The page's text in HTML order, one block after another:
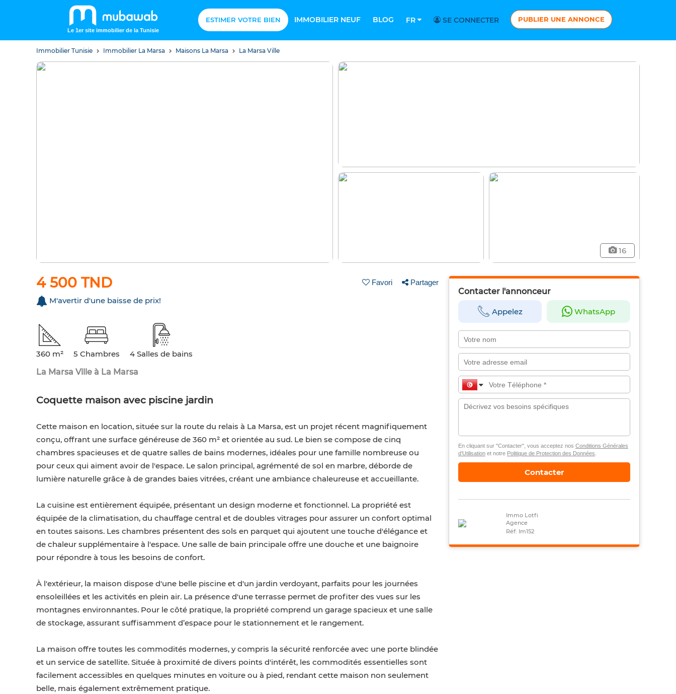
Le 1er site immobilier de la Tunisie
ESTIMER VOTRE BIEN IMMOBILIER NEUF BLOG FR SE CONNECTER PUBLIER UNE ANNONCE
Immobilier Tunisie Immobilier La Marsa Maisons La Marsa La Marsa Ville
16
4 500 TND Favori Partager
M'avertir d'une baisse de prix!
360 m² 5 Chambres
4 Salles de bains
La Marsa Ville à La Marsa
Coquette maison avec piscine jardin
Cette maison en location, située sur la route du relais à La Marsa, est un projet récent magnifiquement
conçu, offrant une surface généreuse de 360 m² et orientée au sud. Le bien se compose de cinq
chambres spacieuses et de quatre salles de bains modernes, idéales pour une famille nombreuse ou
pour ceux qui aiment avoir de l'espace. Le salon principal, agrémenté de sol en marbre, déborde de
lumière naturelle grâce à de grandes baies vitrées, créant une ambiance chaleureuse et accueillante.
La cuisine est entièrement équipée, présentant un design moderne et fonctionnel. La propriété est
équipée de la climatisation, du chauffage central et de doubles vitrages pour assurer un confort optimal
en toutes saisons. Les chambres présentent des sols en parquet qui ajoutent une touche d'élégance et
de chaleur supplémentaire à l'espace. Une salle de bain principale offre une douche et une baignoire
pour répondre à tous les besoins de confort.
À l'extérieur, la maison dispose d'une belle piscine et d'un jardin verdoyant, parfaits pour les journées
ensoleillées et les activités en plein air. La présence d'une terrasse permet de profiter des vues sur les
montagnes environnantes. Pour le côté pratique, la propriété comprend un garage spacieux et une salle
de stockage, assurant suffisamment d’espace pour le stationnement et le rangement.
La maison offre toutes les commodités modernes, y compris la sécurité renforcée avec une porte blindée
et un service de satellite. Située à proximité de divers points d'intérêt, les commodités essentielles sont
facilement accessibles en quelques minutes en voiture ou à pied, rendant cette maison non seulement
belle, mais également extrêmement pratique.
Contacter l'annonceur
Appelez WhatsApp
En cliquant sur "Contacter", vous acceptez nos Conditions Générales
d’Utilisationet notre Politique de Protection des Données
Contacter
Immo Lotfi
Agence
Réf: Im152